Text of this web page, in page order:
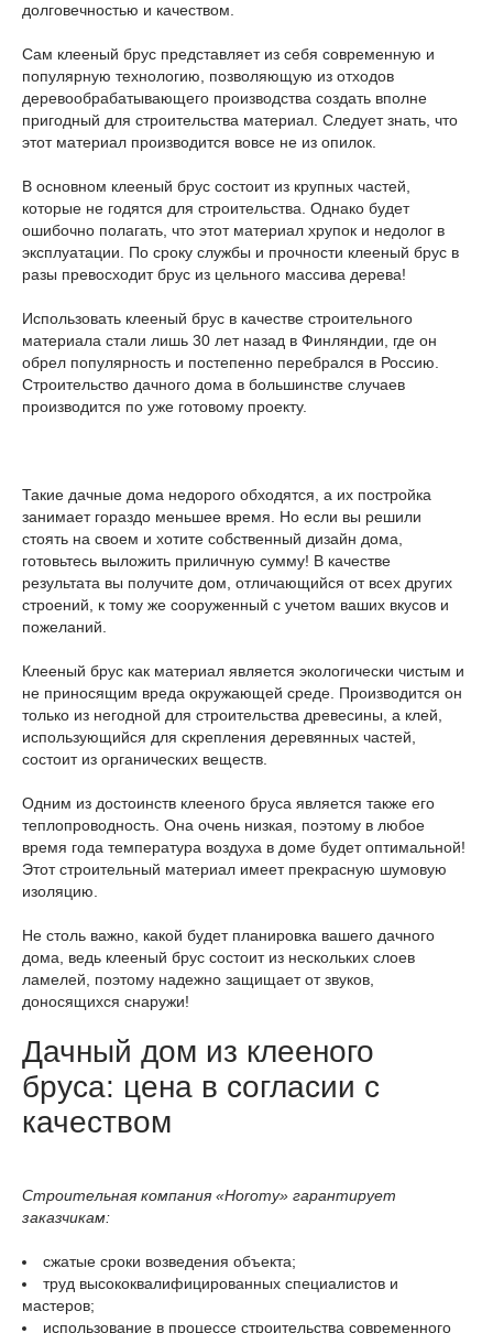
долговечностью и качеством.
Сам клееный брус представляет из себя современную и
популярную технологию, позволяющую из отходов
деревообрабатывающего производства создать вполне
пригодный для строительства материал. Следует знать, что
этот материал производится вовсе не из опилок.
В основном клееный брус состоит из крупных частей,
которые не годятся для строительства. Однако будет
ошибочно полагать, что этот материал хрупок и недолог в
эксплуатации. По сроку службы и прочности клееный брус в
разы превосходит брус из цельного массива дерева!
Использовать клееный брус в качестве строительного
материала стали лишь 30 лет назад в Финляндии, где он
обрел популярность и постепенно перебрался в Россию.
Строительство дачного дома в большинстве случаев
производится по уже готовому проекту.
Такие дачные дома недорого обходятся, а их постройка
занимает гораздо меньшее время. Но если вы решили
стоять на своем и хотите собственный дизайн дома,
готовьтесь выложить приличную сумму! В качестве
результата вы получите дом, отличающийся от всех других
строений, к тому же сооруженный с учетом ваших вкусов и
пожеланий.
Клееный брус как материал является экологически чистым и
не приносящим вреда окружающей среде. Производится он
только из негодной для строительства древесины, а клей,
использующийся для скрепления деревянных частей,
состоит из органических веществ.
Одним из достоинств клееного бруса является также его
теплопроводность. Она очень низкая, поэтому в любое
время года температура воздуха в доме будет оптимальной!
Этот строительный материал имеет прекрасную шумовую
изоляцию.
Не столь важно, какой будет планировка вашего дачного
дома, ведь клееный брус состоит из нескольких слоев
ламелей, поэтому надежно защищает от звуков,
доносящихся снаружи!
Дачный дом из клееного
бруса: цена в согласии с
качеством
Строительная компания «Horomy» гарантирует
заказчикам:
сжатые сроки возведения объекта;
труд высококвалифицированных специалистов и
мастеров;
использование в процессе строительства современного